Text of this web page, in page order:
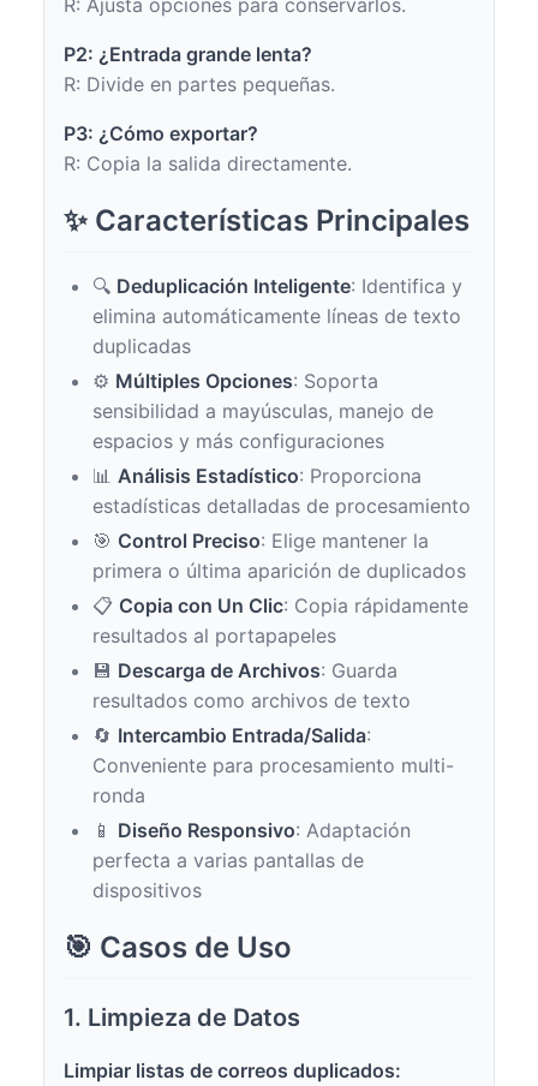
P2: ¿Entrada grande lenta?
R: Divide en partes pequeñas.
P3: ¿Cómo exportar?
R: Copia la salida directamente.
✨ Características Principales
🔍 Deduplicación Inteligente: Identifica y
elimina automáticamente líneas de texto
duplicadas
⚙️ Múltiples Opciones: Soporta
sensibilidad a mayúsculas, manejo de
espacios y más configuraciones
📊 Análisis Estadístico: Proporciona
estadísticas detalladas de procesamiento
🎯 Control Preciso: Elige mantener la
primera o última aparición de duplicados
📋 Copia con Un Clic: Copia rápidamente
resultados al portapapeles
💾 Descarga de Archivos: Guarda
resultados como archivos de texto
🔄 Intercambio Entrada/Salida:
Conveniente para procesamiento multi-
ronda
📱 Diseño Responsivo: Adaptación
perfecta a varias pantallas de
dispositivos
🎯 Casos de Uso
1. Limpieza de Datos
Limpiar listas de correos duplicados: